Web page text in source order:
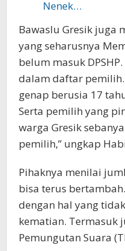
Nenek…
Bawaslu Gresik juga
yang seharusnya
belum masuk
dalam daftar
genap berusia 17
Serta pemilih yang
warga Gresik
pemilih,” ungkap
Pihaknya menilai
bisa terus
dengan hal yang
kematian. Termasuk
Pemungutan Suara